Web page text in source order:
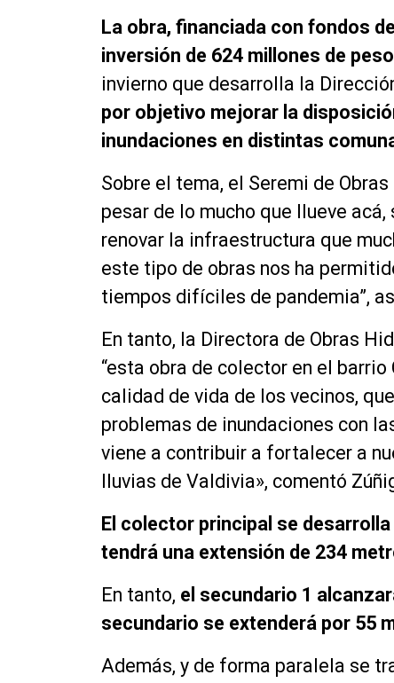
La obra, financiada con fondos
inversión de 624 millones de
invierno que desarrolla la
por objetivo mejorar la
inundaciones en distintas
Sobre el tema, el Seremi de
pesar de lo mucho que llueve
renovar la infraestructura que
este tipo de obras nos ha
tiempos difíciles de pandemia”,
En tanto, la Directora de Obras
“esta obra de colector en el
calidad de vida de los vecinos,
problemas de inundaciones con
viene a contribuir a fortalecer a
lluvias de Valdivia», comentó
El colector principal se
tendrá una extensión de 234
En tanto, el secundario 1
secundario se extenderá por 55
Además, y de forma paralela se